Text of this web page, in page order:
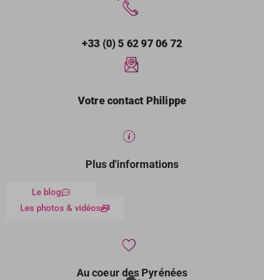
+33 (0) 5 62 97 06 72
Votre contact Philippe
Plus d'informations
Le blog
Les photos & vidéos
Au coeur des Pyrénées